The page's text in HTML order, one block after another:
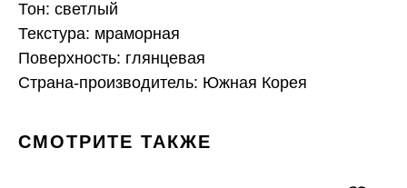
Тон: светлый
Текстура: мраморная
Поверхность: глянцевая
Страна-производитель: Южная Корея
СМОТРИТЕ ТАКЖЕ